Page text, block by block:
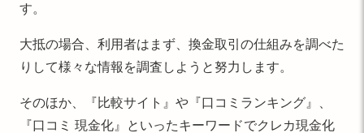
す。
大抵の場合、利用者はまず、換金取引の仕組みを調べた
りして様々な情報を調査しようと努力します。
そのほか、『比較サイト』や『口コミランキング』、
『口コミ 現金化』といったキーワードでクレカ現金化